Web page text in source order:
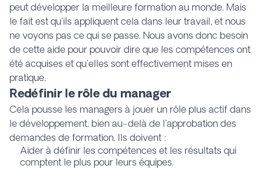
peut développer la meilleure formation au monde. Mais
le fait est qu'ils appliquent cela dans leur travail, et nous
ne voyons pas ce qui se passe. Nous avons donc besoin
de cette aide pour pouvoir dire que les compétences ont
été acquises et qu'elles sont effectivement mises en
pratique.
Redéfinir le rôle du manager
Cela pousse les managers à jouer un rôle plus actif dans
le développement, bien au-delà de l'approbation des
demandes de formation. Ils doivent :
Aider à définir les compétences et les résultats qui
comptent le plus pour leurs équipes.